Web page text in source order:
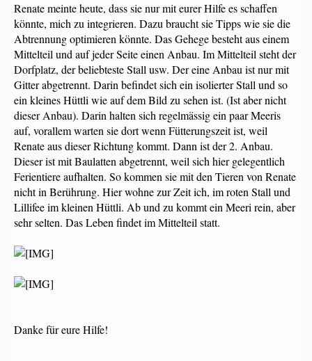
Renate meinte heute, dass sie nur mit eurer Hilfe es schaffen
könnte, mich zu integrieren. Dazu braucht sie Tipps wie sie die
Abtrennung optimieren könnte. Das Gehege besteht aus einem
Mittelteil und auf jeder Seite einen Anbau. Im Mittelteil steht der
Dorfplatz, der beliebteste Stall usw. Der eine Anbau ist nur mit
Gitter abgetrennt. Darin befindet sich ein isolierter Stall und so
ein kleines Hüttli wie auf dem Bild zu sehen ist. (Ist aber nicht
dieser Anbau). Darin halten sich regelmässig ein paar Meeris
auf, vorallem warten sie dort wenn Fütterungszeit ist, weil
Renate aus dieser Richtung kommt. Dann ist der 2. Anbau.
Dieser ist mit Baulatten abgetrennt, weil sich hier gelegentlich
Ferientiere aufhalten. So kommen sie mit den Tieren von Renate
nicht in Berührung. Hier wohne zur Zeit ich, im roten Stall und
Lillifee im kleinen Hüttli. Ab und zu kommt ein Meeri rein, aber
sehr selten. Das Leben findet im Mittelteil statt.
Danke für eure Hilfe!